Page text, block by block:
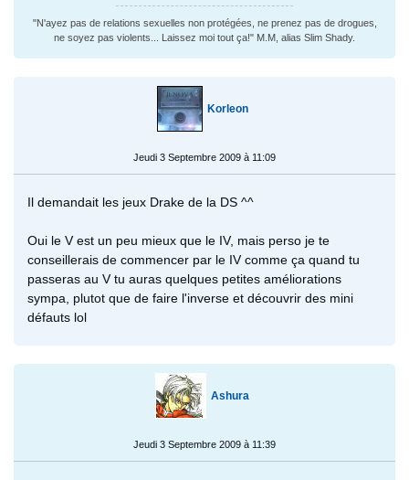
"N'ayez pas de relations sexuelles non protégées, ne prenez pas de drogues,
ne soyez pas violents... Laissez moi tout ça!" M.M, alias Slim Shady.
Korleon
Jeudi 3 Septembre 2009 à 11:09
Il demandait les jeux Drake de la DS ^^
Oui le V est un peu mieux que le IV, mais perso je te
conseillerais de commencer par le IV comme ça quand tu
passeras au V tu auras quelques petites améliorations
sympa, plutot que de faire l'inverse et découvrir des mini
défauts lol
Ashura
Jeudi 3 Septembre 2009 à 11:39